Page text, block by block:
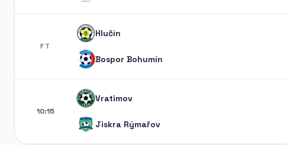
FT
Hlučín
Bospor Bohumín
10:15
Vratimov
Jiskra Rýmařov